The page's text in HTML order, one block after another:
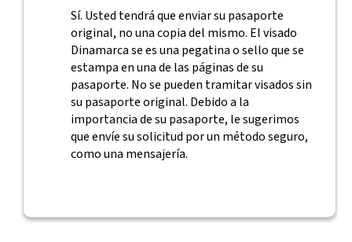
Sí. Usted tendrá que enviar su pasaporte
original, no una copia del mismo. El visado
Dinamarca se es una pegatina o sello que se
estampa en una de las páginas de su
pasaporte. No se pueden tramitar visados sin
su pasaporte original. Debido a la
importancia de su pasaporte, le sugerimos
que envíe su solicitud por un método seguro,
como una mensajería.